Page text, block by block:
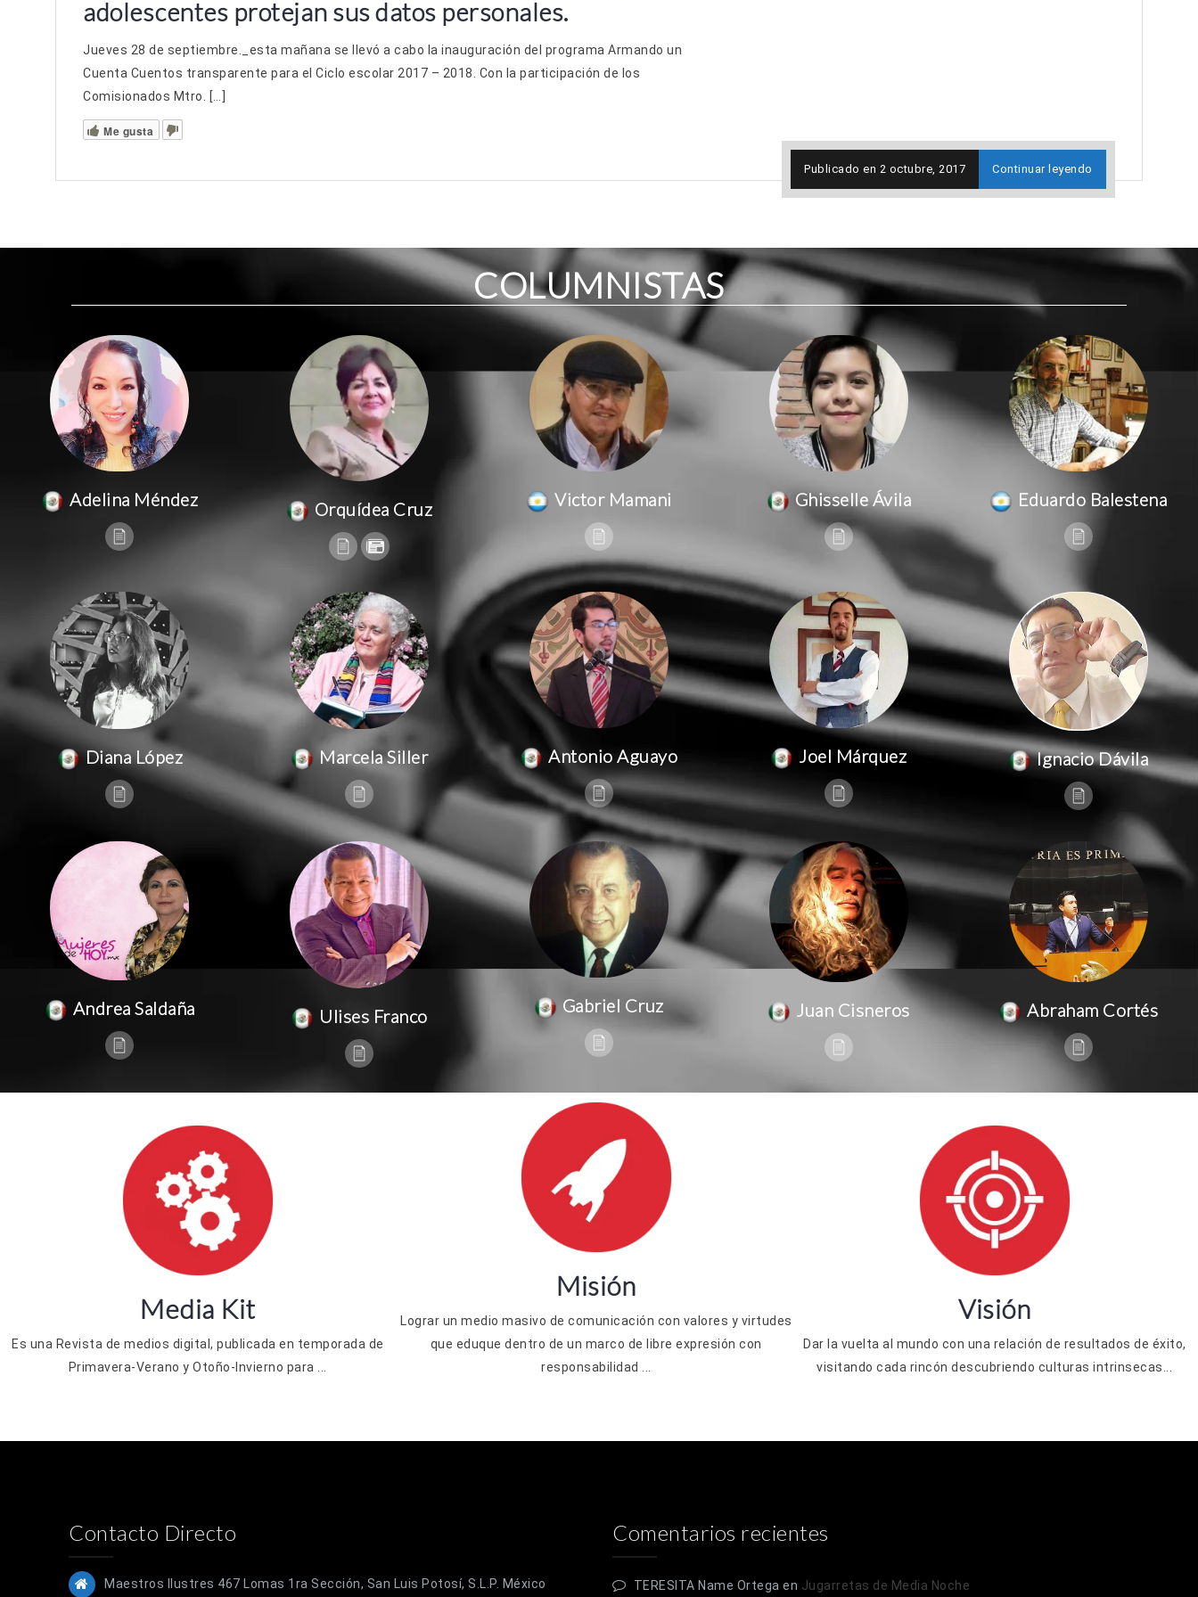
adolescentes protejan sus datos personales.
Jueves 28 de septiembre._esta mañana se llevó a cabo la inauguración del programa Armando un
Cuenta Cuentos transparente para el Ciclo escolar 2017 – 2018. Con la participación de los
Comisionados Mtro. […]
Me gusta
Publicado en 2 octubre, 2017 Continuar leyendo
COLUMNISTAS
Adelina Méndez Orquídea Cruz Victor Mamani Ghisselle Ávila Eduardo Balestena
Diana López Marcela Siller Antonio Aguayo Joel Márquez Ignacio Dávila
Andrea Saldaña Ulises Franco Gabriel Cruz Juan Cisneros Abraham Cortés
Media Kit
Es una Revista de medios digital, publicada en temporada de
Primavera-Verano y Otoño-Invierno para ...
Misión
Lograr un medio masivo de comunicación con valores y virtudes
que eduque dentro de un marco de libre expresión con
responsabilidad ...
Visión
Dar la vuelta al mundo con una relación de resultados de éxito,
visitando cada rincón descubriendo culturas intrinsecas...
Contacto Directo
Maestros Ilustres 467 Lomas 1ra Sección, San Luis Potosí, S.L.P. México
Comentarios recientes
TERESITA Name Ortega en Jugarretas de Media Noche